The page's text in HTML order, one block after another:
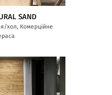
SAND
хол, Комерційне